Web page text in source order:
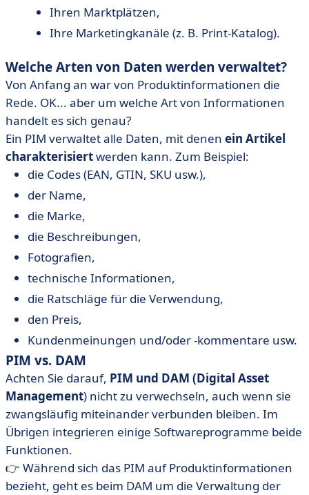
Ihren Marktplätzen,
Ihre Marketingkanäle (z. B. Print-Katalog).
Welche Arten von Daten werden verwaltet?
Von Anfang an war von Produktinformationen die
Rede. OK... aber um welche Art von Informationen
handelt es sich genau?
Ein PIM verwaltet alle Daten, mit denen ein Artikel
charakterisiertwerden kann. Zum Beispiel:
die Codes (EAN, GTIN, SKU usw.),
der Name,
die Marke,
die Beschreibungen,
Fotografien,
technische Informationen,
die Ratschläge für die Verwendung,
den Preis,
Kundenmeinungen und/oder -kommentare usw.
PIM vs. DAM
Achten Sie darauf, PIM und DAM (Digital Asset
Management) nicht zu verwechseln, auch wenn sie
zwangsläufig miteinander verbunden bleiben. Im
Übrigen integrieren einige Softwareprogramme beide
Funktionen.
👉 Während sich das PIM auf Produktinformationen
bezieht, geht es beim DAM um die Verwaltung der